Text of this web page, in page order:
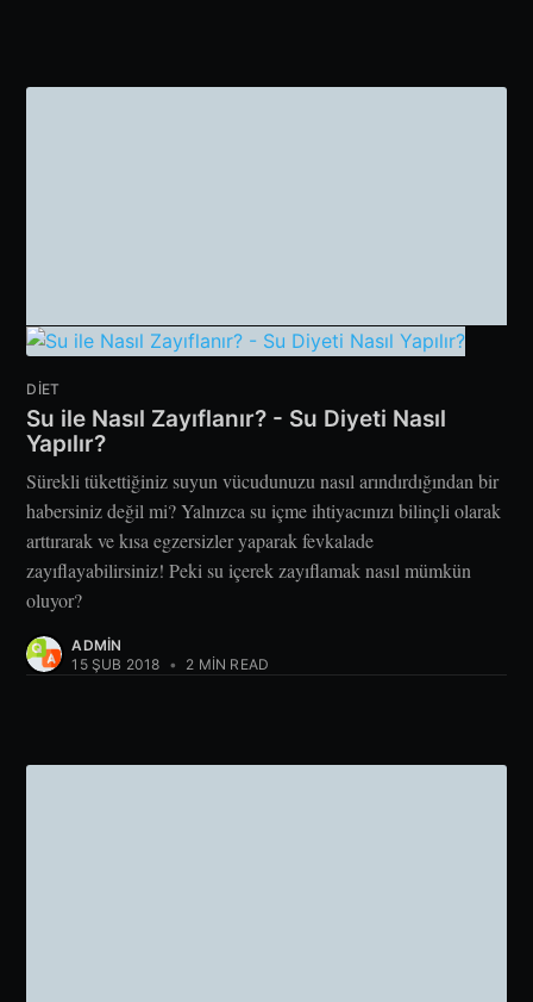
DIET
Su ile Nasıl Zayıflanır? - Su Diyeti Nasıl
Yapılır?
Sürekli tükettiğiniz suyun vücudunuzu nasıl arındırdığından bir
habersiniz değil mi? Yalnızca su içme ihtiyacınızı bilinçli olarak
arttırarak ve kısa egzersizler yaparak fevkalade
zayıflayabilirsiniz! Peki su içerek zayıflamak nasıl mümkün
oluyor?
ADMIN
15 ŞUB 2018 • 2 MIN READ